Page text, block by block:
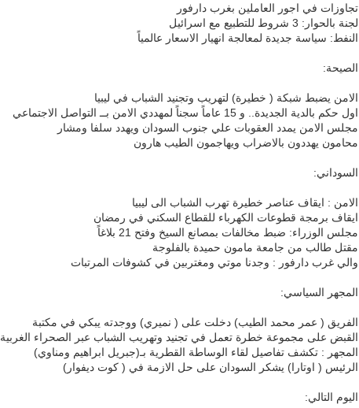
تجاوزات في اجور العاملين بغرب دارفور
لجنة بالحوار: 3 شروط للتطبيع مع اسرائيل
النفط: سياسة جديدة لمعالجة انهيار الاسعار عالمياً
الصيحة:
الامن يضبط شبكة ( خطيرة) لتهريب وتجنيد الشباب في ليبيا
اول حكم بالدية الجديدة.. و 15 عاماً سجناً لمهددي الامن بــ التواصل الاجتماعي
مجلس الامن يمدد العقوبات علي جنوب السودان ويهدد سلفا ومشار
محامون يهددون بالاضراب ويهاجمون الطيب هارون
السوداني:
الامن : ايقاف عناصر خطيرة تهرب الشباب الى ليبيا
ايقاف برمجة قطوعات الكهرباء للقطاع السكني في رمضان
مجلس الوزراء: ضبط مخالفات بمصانع السيخ وفتح 21 بلاغاً
مقتل طالب من جامعة مامون حميدة بالفلوجة
والي غرب دارفور : وجدنا موتي ومغتربين في كشوفات المرتبات
المجهر السياسي:
الفريق ( عمر محمد الطيب) دخلت على ( نميري) ووجدته يبكي في مكتبة
القبض على مجموعة خطرة تعمل في تجنيد وتهريب الشباب عبر الصحراء الغربية
المجهر : تكشف تفاصيل لقاء الوساطة القطرية بـ(جبريل ابراهيم ومناوي)
الرئيس ( اوتارا) يشكر السودان على حل الازمة في ( كوت ديفوار)
اليوم التالي: